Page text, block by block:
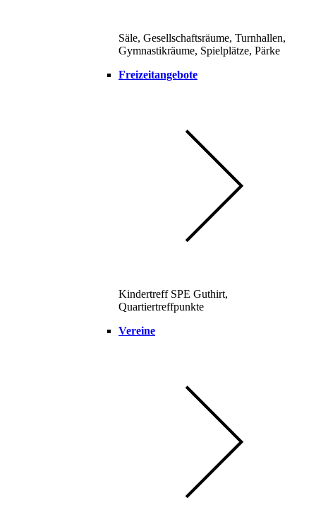
Säle, Gesellschaftsräume, Turnhallen,
Gymnastikräume, Spielplätze, Pärke
Freizeitangebote
Kindertreff SPE Guthirt,
Quartiertreffpunkte
Vereine